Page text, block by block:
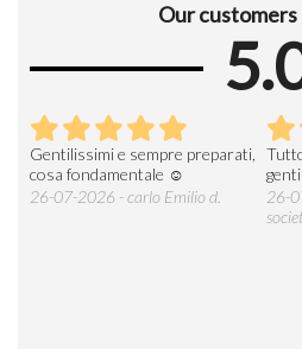
Our
Gentilissimi e sempre preparati,
cosa fondamentale ☺️
26-07-2026 - carlo Emilio d.
26-